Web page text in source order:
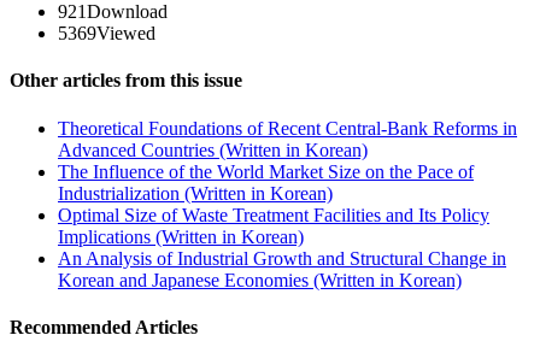
921Download
5369Viewed
Other articles from this issue
Theoretical Foundations of Recent Central-Bank Reforms in
Advanced Countries (Written in Korean)
The Influence of the World Market Size on the Pace of
Industrialization (Written in Korean)
Optimal Size of Waste Treatment Facilities and Its Policy
Implications (Written in Korean)
An Analysis of Industrial Growth and Structural Change in
Korean and Japanese Economies (Written in Korean)
Recommended Articles